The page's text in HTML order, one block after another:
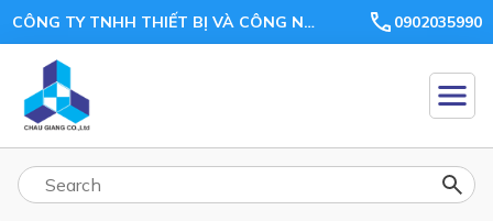
CÔNG TY TNHH THIẾT BỊ VÀ CÔNG NGHỆ CHÂU GIANG 0902035990